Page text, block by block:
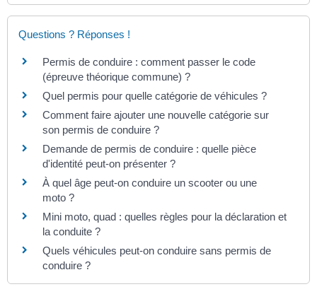
Questions ? Réponses !
Permis de conduire : comment passer le code
(épreuve théorique commune) ?
Quel permis pour quelle catégorie de véhicules ?
Comment faire ajouter une nouvelle catégorie sur
son permis de conduire ?
Demande de permis de conduire : quelle pièce
d'identité peut-on présenter ?
À quel âge peut-on conduire un scooter ou une
moto ?
Mini moto, quad : quelles règles pour la déclaration et
la conduite ?
Quels véhicules peut-on conduire sans permis de
conduire ?